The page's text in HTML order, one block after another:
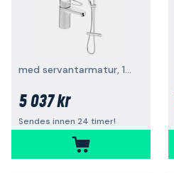
med servantarmatur, 160 c/c, krom
5 037 kr
Sendes innen 24 timer!